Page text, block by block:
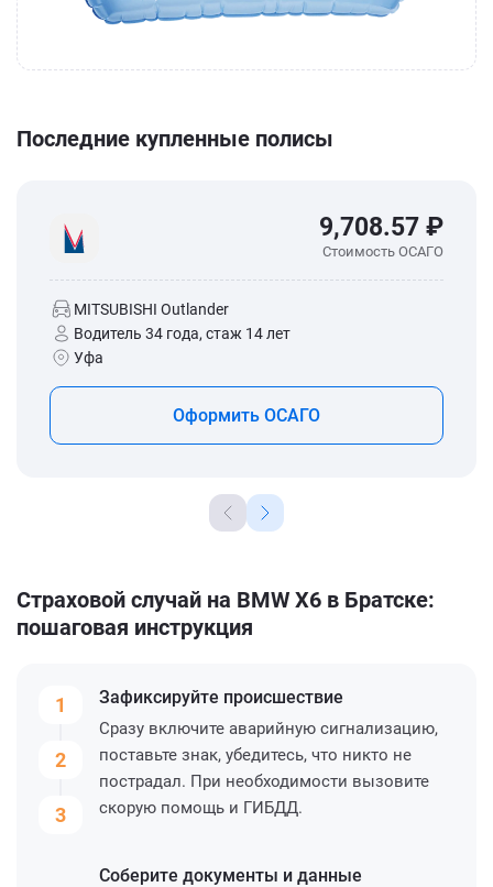
Последние купленные полисы
9,708.57 ₽
Стоимость ОСАГО
MITSUBISHI Outlander
Водитель 34 года, стаж 14 лет
Уфа
Оформить ОСАГО
Страховой случай на BMW X6 в Братске:
пошаговая инструкция
1
2
3
Зафиксируйте происшествие
Сразу включите аварийную сигнализацию,
поставьте знак, убедитесь, что никто не
пострадал. При необходимости вызовите
скорую помощь и ГИБДД.
Соберите документы и данные